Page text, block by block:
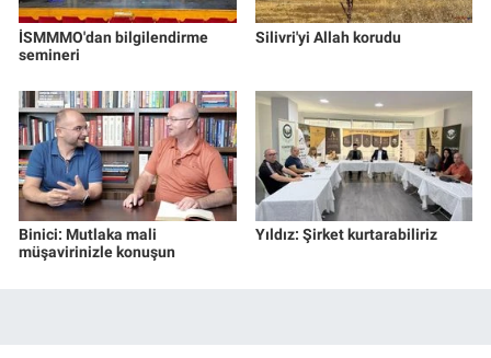
İSMMMO'dan bilgilendirme
semineri
Silivri'yi Allah korudu
Binici: Mutlaka mali
müşavirinizle konuşun
Yıldız: Şirket kurtarabiliriz